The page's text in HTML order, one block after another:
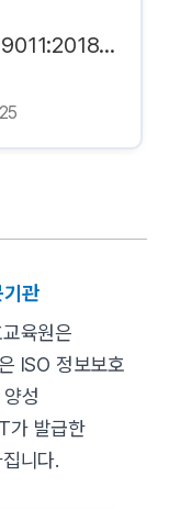
육기간: 2026-08-26
기관
육원은
ISO 정보보호
성
가 발급한
니다.